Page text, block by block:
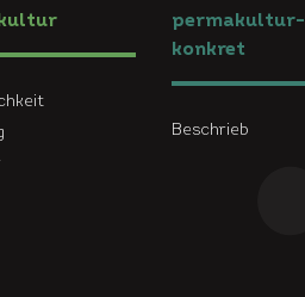
permakultur-
konkret
Beschrieb